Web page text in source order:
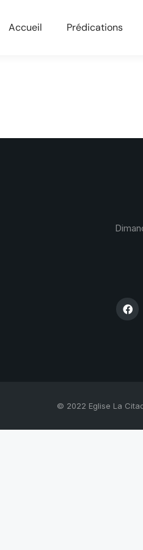
Accueil Prédications
© 2022 Eglise La